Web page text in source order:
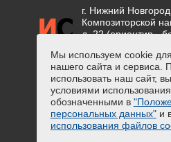
г. Нижний Новгород
Композиторской
д. 22 (ориентир -
Положение об
персональных
Предупреждение о
персональных
Политика
Мы используем cookie
нашего сайта и сервиса.
использовать наш сайт,
условиями
обозначенными в
персональных данных"и
использования файлов